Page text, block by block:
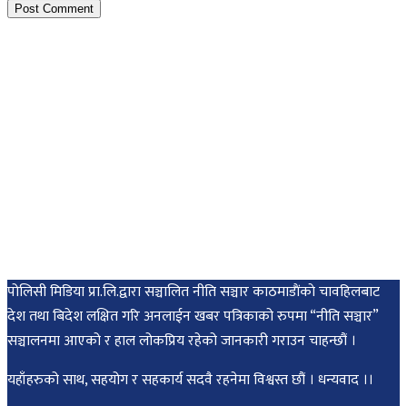
पोलिसी मिडिया प्रा.लि.द्वारा सञ्चालित नीति सञ्चार काठमाडाैंकाे चावहिलबाट
देश तथा बिदेश लक्षित गरि अनलाईन खबर पत्रिकाको रुपमा “नीति सञ्चार”
सञ्चालनमा आएको र हाल लोकप्रिय रहेको जानकारी गराउन चाहन्छौं ।
यहाँहरुको साथ, सहयोग र सहकार्य सदवै रहनेमा विश्वस्त छौं । धन्यवाद ।।